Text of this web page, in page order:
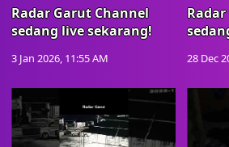
Radar Garut Channel
sedang live sekarang!
3 Jan 2026, 11:55 AM 28 Dec